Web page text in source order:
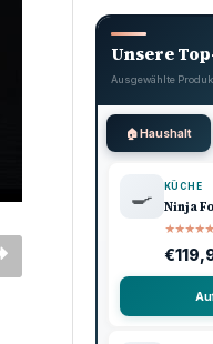
Unsere
Ausgewählte
🏠 Haushalt
🍳 KÜCHE
Ninja
★★★★★